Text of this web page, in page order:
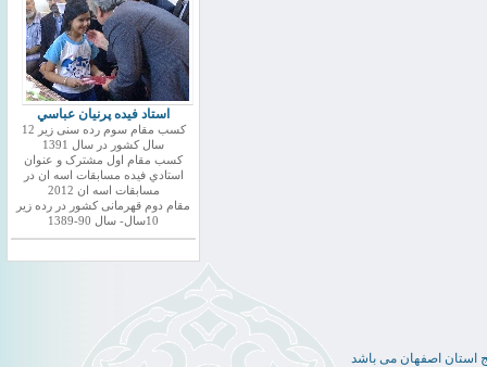
استاد فيده پرنيان عباسي
کسب مقام سوم رده سنی زیر 12
سال کشور در سال 1391
کسب مقام اول مشترک و عنوان
استادي فيده مسابقات اسه ان در
مسابقات اسه ان 2012
مقام دوم قهرمانی کشور در رده زیر
10سال- سال 90-1389
استان اصفهان می باشد